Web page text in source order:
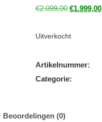
€2.099,00 €1.999,00
Uitverkocht
Artikelnummer:
Categorie:
Beoordelingen (0)